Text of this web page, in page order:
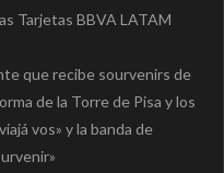
Tarjetas BBVA LATAM
que recibe sourvenirs de
de la Torre de Pisa y los
vos» y la banda de